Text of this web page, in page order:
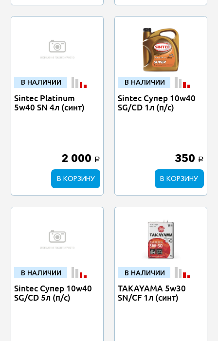
В НАЛИЧИИ
Sintec Platinum
5w40 SN 4л (синт)
2 000 a
В КОРЗИНУ
В НАЛИЧИИ
Sintec Супер 10w40
SG/CD 1л (п/с)
350 a
В КОРЗИНУ
В НАЛИЧИИ
Sintec Супер 10w40
SG/CD 5л (п/с)
В НАЛИЧИИ
TAKAYAMA 5w30
SN/CF 1л (синт)